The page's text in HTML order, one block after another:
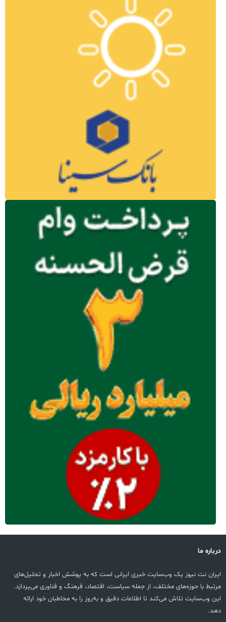
درباره ما
ایران نت نیوز یک وب‌سایت خبری ایرانی است که به پوشش اخبار و تحلیل‌های
مرتبط با حوزه‌های مختلف، از جمله سیاست، اقتصاد، فرهنگ و فناوری می‌پردازد.
این وب‌سایت تلاش می‌کند تا اطلاعات دقیق و به‌روز را به مخاطبان خود ارائه
دهد.